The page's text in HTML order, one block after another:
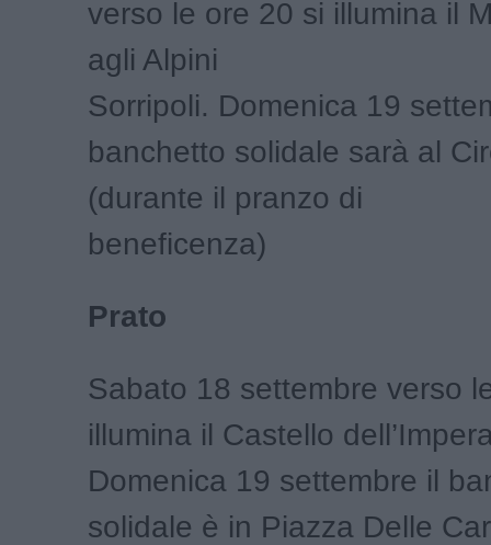
verso le ore 20 si illumina il
agli Alpini
Sorripoli. Domenica 19
banchetto solidale sarà al
(durante il pranzo di
beneficenza)
Prato
Sabato 18 settembre verso
illumina il Castello
Domenica 19 settembre il
solidale è in Piazza Delle